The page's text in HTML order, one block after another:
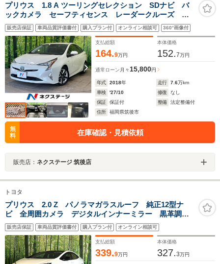
プリウス 1.8 A ツーリングセレクション SDナビ バ
ックカメラ セーフティセンス レーダークルーズ 禁
煙車 合皮シート クリアランスソナー スマートキ
ー LEDヘッド ETC オートマチックハイビーム ブ
ラインドスポットモニター
販売店保証 車両品質評価書付 購入プラン付 オンライン相談可 360°画像付
支払総額
164.9万円
本体価格
152.7万円
通常ローン 月々 15,800円
年式 2018年 走行 7.6万km
車検
'27/10 修復
なし
保証
保証付 整備
法定整備付
住所
福岡県筑後市
無
料
在庫確認・見積依頼
販売店： ネクステージ 筑後店
トヨタ
プリウス 2.0 Z パノラマガラスルーフ 純正12型ナ
ビ 全周囲カメラ デジタルインナーミラー 黒革調シ
ート シートベンチレーション パワーバックドア 純
正19AW トヨタセーフティセンス レーダークルーズ
禁煙車
販売店保証 車両品質評価書付 購入プラン付 オンライン相談可
支払総額
339.9万円
本体価格
327.3万円